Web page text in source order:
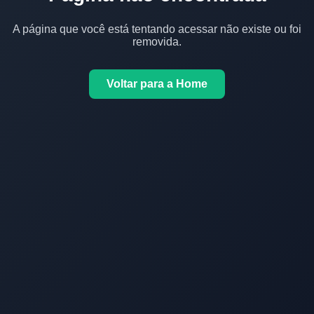
A página que você está tentando acessar não existe ou foi
removida.
Voltar para a Home